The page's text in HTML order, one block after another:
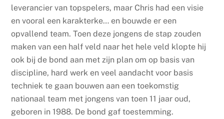
leverancier van topspelers, maar Chris had een visie
en vooral een karakterke… en bouwde er een
opvallend team. Toen deze jongens de stap zouden
maken van een half veld naar het hele veld klopte hij
ook bij de bond aan met zijn plan om op basis van
discipline, hard werk en veel aandacht voor basis
techniek te gaan bouwen aan een toekomstig
nationaal team met jongens van toen 11 jaar oud,
geboren in 1988. De bond gaf toestemming.